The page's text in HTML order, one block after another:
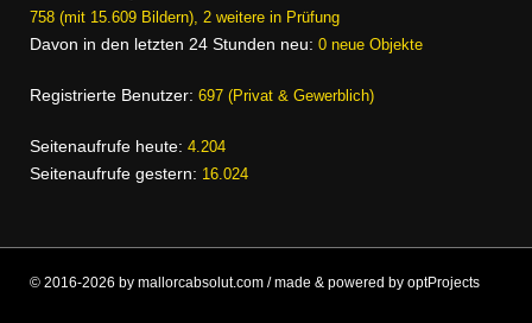
758 (mit 15.609 Bildern), 2 weitere in Prüfung
Davon in den letzten 24 Stunden neu: 0 neue Objekte
Registrierte Benutzer: 697 (Privat & Gewerblich)
Seitenaufrufe heute: 4.204
Seitenaufrufe gestern: 16.024
© 2016-2026 by mallorcabsolut.com / made & powered by optProjects